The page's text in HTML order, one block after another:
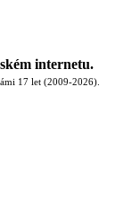
internetu.
17 let (2009-2026).